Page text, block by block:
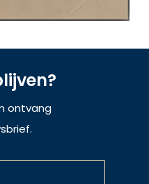
ontvang